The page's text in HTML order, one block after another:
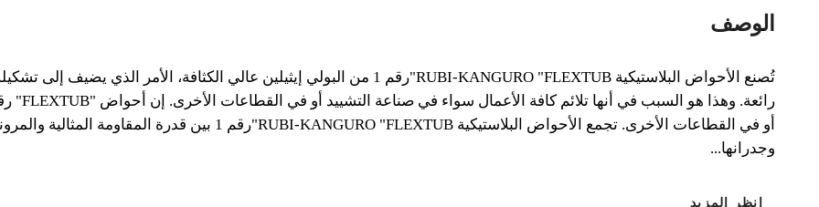
(25 لتر) FLEXTUB
الوصف
وجدرانها...
انظر المزيد